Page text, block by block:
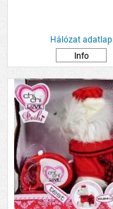
Hálózat adatlap
Info